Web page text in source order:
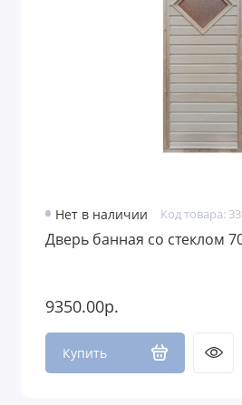
Ароматерапия и веники для
Косметика и уход за телом
Нет в наличии Код товара:
Дверь банная со стеклом
9350.00р.
Купить